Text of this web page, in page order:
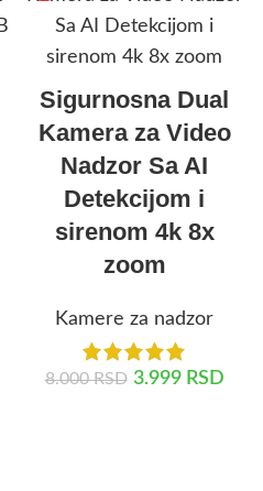
Sigurnosna Dual
Kamera za Video
Nadzor Sa AI
Detekcijom i
sirenom 4k 8x
zoom
Kamere za nadzor
8.000RSD 3.999 RSD